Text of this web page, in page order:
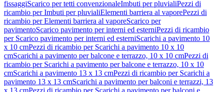
fissaggiScarico per tetti convenzionaleImbuti per pluvialiPezzi di
ricambio per Imbuti per pluvialiElementi barriera al vaporePezzi di
ricambio per Elementi barriera al vaporeScarico per
pavimentoScarico pavimento per interni ed esterniPezzi di ricambio
per Scarico pavimento per interni ed esterniScarichi a pavimento 10
x 10 cmPezzi di ricambio per Scarichi a pavimento 10 x 10
cmScarichi a pavimento per balcone e terrazzo, 10 x 10 cmPezzi di
ricambio per Scarichi a pavimento per balcone e terrazzo, 10 x 10
cmScarichi a pavimento 13 x 13 cmPezzi di ricambio per Scarichi a
pavimento 13 x 13 cmScarichi a pavimento per balconi e terrazzi, 13
x 13 cmPezzi di ricambio per Scarichi a pavimento per balconi e